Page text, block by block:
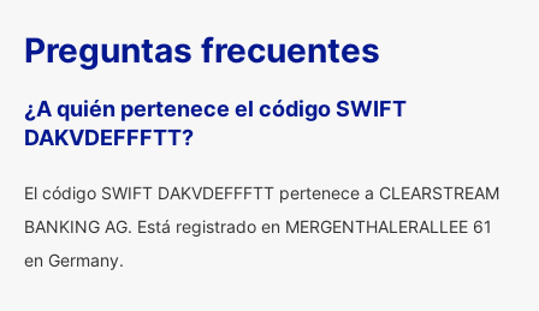
Preguntas frecuentes
¿A quién pertenece el código SWIFT
DAKVDEFFFTT?
El código SWIFT DAKVDEFFFTT pertenece a CLEARSTREAM
BANKING AG. Está registrado en MERGENTHALERALLEE 61
en Germany.